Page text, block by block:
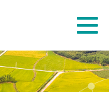
切
导
航